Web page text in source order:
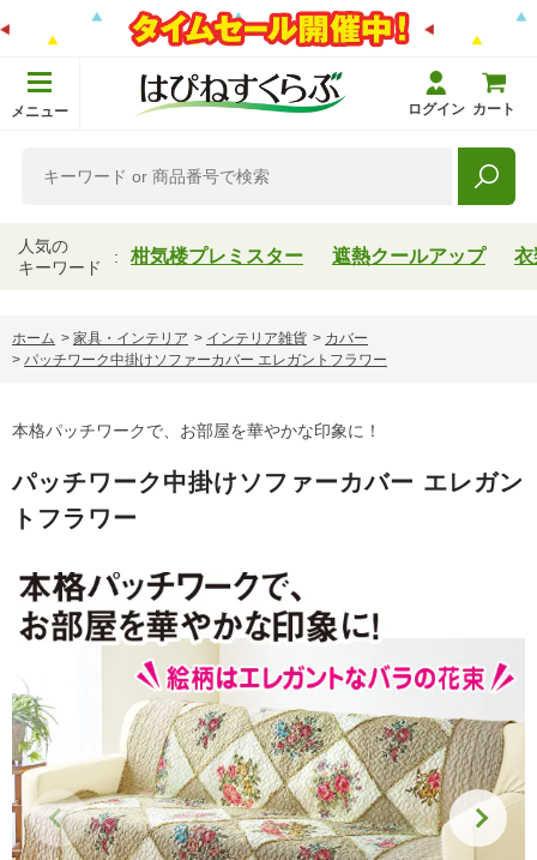
メニュー ログイン カート
人気の
キーワード
柑気楼プレミスター 遮熱クールアップ 衣
ホーム > 家具・インテリア > インテリア雑貨 > カバー
> パッチワーク中掛けソファーカバー エレガントフラワー
本格パッチワークで、お部屋を華やかな印象に！
パッチワーク中掛けソファーカバー エレガン
トフラワー